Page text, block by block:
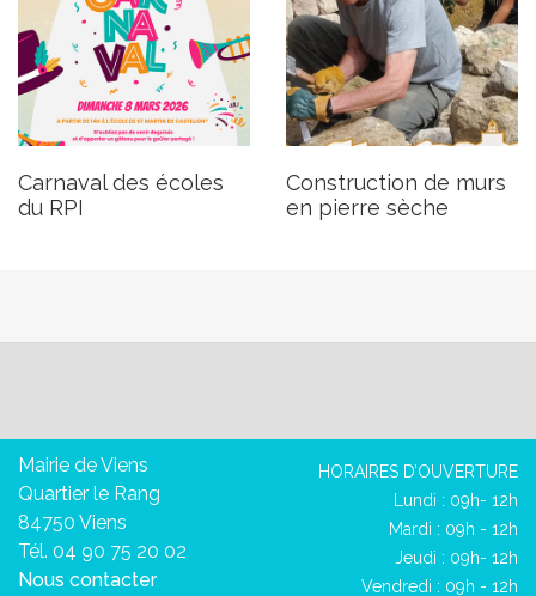
Carnaval des écoles
du RPI
Construction de murs
en pierre sèche
Mairie de Viens
Quartier le Rang
84750 Viens
Tél. 04 90 75 20 02
Nous contacter
HORAIRES D’OUVERTURE
Lundi : 09h- 12h
Mardi : 09h - 12h
Jeudi : 09h- 12h
Vendredi : 09h - 12h